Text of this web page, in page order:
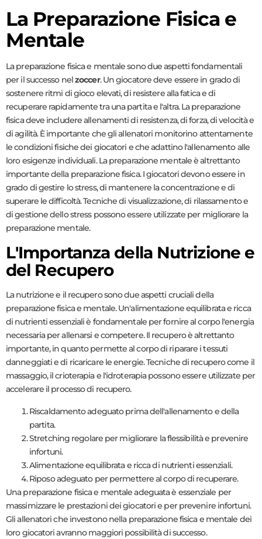
La Preparazione Fisica e
Mentale
La preparazione fisica e mentale sono due aspetti fondamentali
per il successo nelzoccer. Un giocatore deve essere in grado di
sostenere ritmi di gioco elevati, di resistere alla fatica e di
recuperare rapidamente tra una partita e l'altra. La preparazione
fisica deve includere allenamenti di resistenza, di forza, di velocità e
di agilità. È importante che gli allenatori monitorino attentamente
le condizioni fisiche dei giocatori e che adattino l'allenamento alle
loro esigenze individuali. La preparazione mentale è altrettanto
importante della preparazione fisica. I giocatori devono essere in
grado di gestire lo stress, di mantenere la concentrazione e di
superare le difficoltà. Tecniche di visualizzazione, di rilassamento e
di gestione dello stress possono essere utilizzate per migliorare la
preparazione mentale.
L'Importanza della Nutrizione e
del Recupero
La nutrizione e il recupero sono due aspetti cruciali della
preparazione fisica e mentale. Un'alimentazione equilibrata e ricca
di nutrienti essenziali è fondamentale per fornire al corpo l'energia
necessaria per allenarsi e competere. Il recupero è altrettanto
importante, in quanto permette al corpo di riparare i tessuti
danneggiati e di ricaricare le energie. Tecniche di recupero come il
massaggio, il crioterapia e l'idroterapia possono essere utilizzate per
accelerare il processo di recupero.
Riscaldamento adeguato prima dell'allenamento e della
partita.
Stretching regolare per migliorare la flessibilità e prevenire
infortuni.
Alimentazione equilibrata e ricca di nutrienti essenziali.
Riposo adeguato per permettere al corpo di recuperare.
Una preparazione fisica e mentale adeguata è essenziale per
massimizzare le prestazioni dei giocatori e per prevenire infortuni.
Gli allenatori che investono nella preparazione fisica e mentale dei
loro giocatori avranno maggiori possibilità di successo.